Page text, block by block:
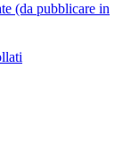
(da pubblicare in